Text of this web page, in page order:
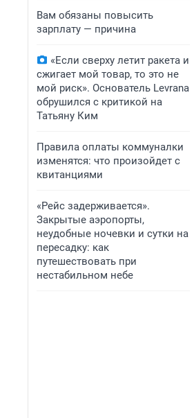
Вам обязаны повысить
зарплату — причина
«Если сверху летит ракета и
сжигает мой товар, то это не
мой риск». Основатель Levrana
обрушился с критикой на
Татьяну Ким
Правила оплаты коммуналки
изменятся: что произойдет с
квитанциями
«Рейс задерживается».
Закрытые аэропорты,
неудобные ночевки и сутки на
пересадку: как
путешествовать при
нестабильном небе